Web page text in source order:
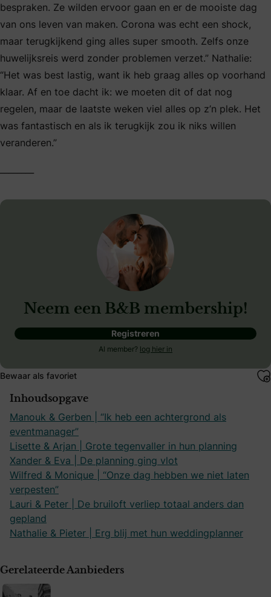
bespraken. Ze wilden ervoor gaan en er de mooiste dag
van ons leven van maken. Corona was echt een shock,
maar terugkijkend ging alles super smooth. Zelfs onze
huwelijksreis werd zonder problemen verzet.” Nathalie:
“Het was best lastig, want ik heb graag alles op voorhand
klaar. Af en toe dacht ik: we moeten dit of dat nog
regelen, maar de laatste weken viel alles op z’n plek. Het
was fantastisch en als ik terugkijk zou ik niks willen
veranderen.”
Neem een B&B membership!
Registreren
Al member? log hier in
Bewaar als favoriet
Inhoudsopgave
Manouk & Gerben | “Ik heb een achtergrond als
eventmanager”
Lisette & Arjan | Grote tegenvaller in hun planning
Xander & Eva | De planning ging vlot
Wilfred & Monique | “Onze dag hebben we niet laten
verpesten”
Lauri & Peter | De bruiloft verliep totaal anders dan
gepland
Nathalie & Pieter | Erg blij met hun weddingplanner
Gerelateerde Aanbieders